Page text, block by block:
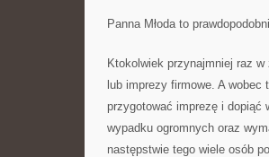
Panna Młoda to
Ktokolwiek przynajmniej raz
lub imprezy firmowe. A
przygotować imprezę i dopiąć
wypadku ogromnych oraz
następstwie tego wiele osób